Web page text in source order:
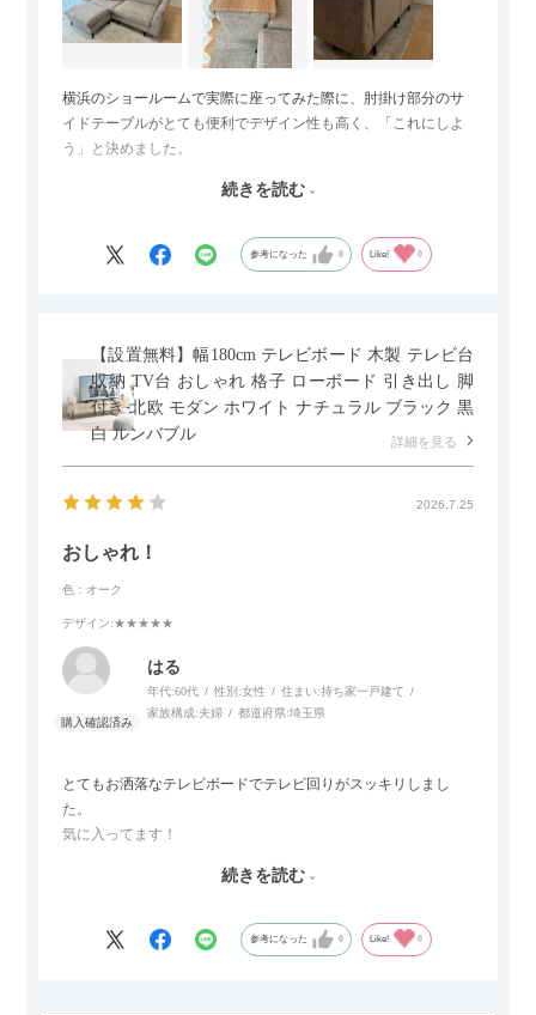
横浜のショールームで実際に座ってみた際に、肘掛け部分のサ
イドテーブルがとても便利でデザイン性も高く、「これにしよ
う」と決めました。
サイズは2.5人掛けですが、幅184cmとコンパクトなので圧迫感
グとのバランスもぴったりで、リビング全体がすっきり見えま
ないのもお気に入りのポイントです。さらに、わが家はソファ
の後ろ側を通ることも多い間取りなので、背面まできれいに仕
上げられているデザインも気に入っています。どの角度から見
ても美しく、空間の印象を損ないません。
わが家のホテルライク×ジャパンディのインテリアにも自然にな
また、カウチのように足を伸ばしてくつろげるスタイルが理想
だったので、それが叶って大満足です。オットマンは自由に動
かせるため、普段はカウチとして使い、来客時には離してスツ
ールとして使えるなど、使い勝手の良さも魅力だと感じていま
続きを読む
参考になった 0 Like! 0
【設置無料】幅180cm テレビボード 木製 テレビ台
収納 TV台 おしゃれ 格子 ローボード 引き出し 脚
付き 北欧 モダン ホワイト ナチュラル ブラック 黒
白 ルンバブル
詳細を見る
2026.7.25
おしゃれ！
色：オーク
デザイン:★★★★★
はる
年代:60代 性別:女性 住まい:持ち家一戸建て
家族構成:夫婦 都道府県:埼玉県
とてもお洒落なテレビボードでテレビ回りがスッキリしまし
た。
気に入ってます！
Blu-rayレコーダーをボードの扉にしまったところリモコンが閉
なので星4つにします
続きを読む
参考になった 0 Like! 0